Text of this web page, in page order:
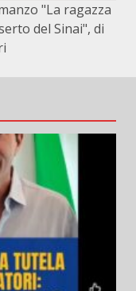
"La ragazza
del Sinai", di